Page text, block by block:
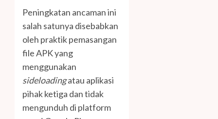
Peningkatan ancaman ini
salah satunya disebabkan
oleh praktik pemasangan
file APK yang
menggunakan
sideloadingatau aplikasi
pihak ketiga dan tidak
mengunduh di platform